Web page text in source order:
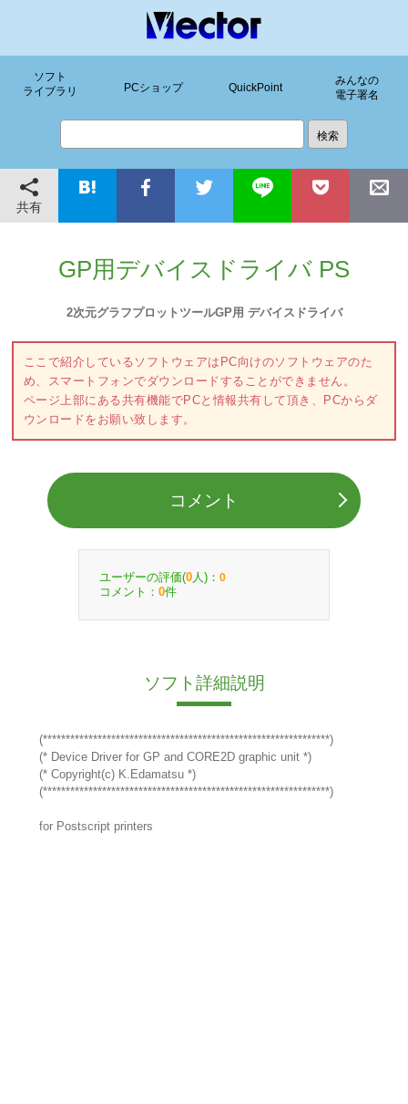
ソフト
ライブラリ
PCショップ QuickPoint
みんなの
電子署名
共有
GP用デバイスドライバ PS
2次元グラフプロットツールGP用 デバイスドライバ
ここで紹介しているソフトウェアはPC向けのソフトウェアのた
め、スマートフォンでダウンロードすることができません。
ページ上部にある共有機能でPCと情報共有して頂き、PCからダ
ウンロードをお願い致します。
コメント
ユーザーの評価(0 人)： 0
コメント： 0件
ソフト詳細説明
(***************************************************************)
(* Device Driver for GP and CORE2D graphic unit *)
(* Copyright(c) K.Edamatsu *)
(***************************************************************)
for Postscript printers